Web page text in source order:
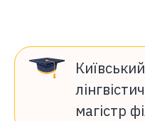
магістр